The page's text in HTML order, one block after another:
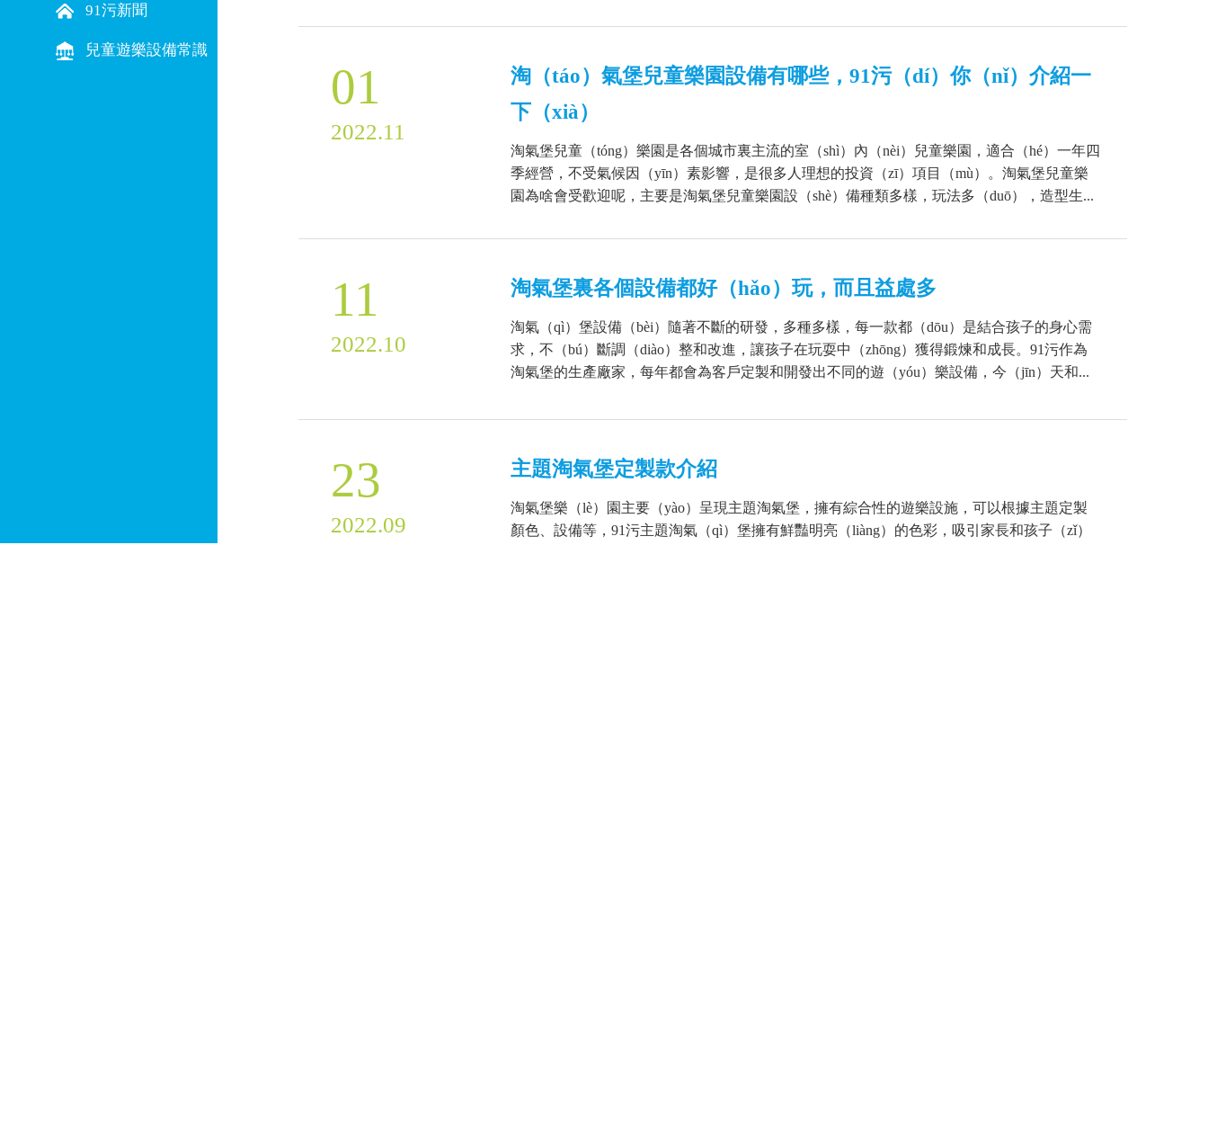
91污新聞
兒童遊樂設備常識
01
2022.11
淘（táo）氣堡兒童樂園設備有哪些，91污（dí）你（nǐ）介紹一
下（xià）
淘氣堡兒童（tóng）樂園是各個城市裏主流的室（shì）內（nèi）兒童樂園，適合（hé）一年四
季經營，不受氣候因（yīn）素影響，是很多人理想的投資（zī）項目（mù）。淘氣堡兒童樂
園為啥會受歡迎呢，主要是淘氣堡兒童樂園設（shè）備種類多樣，玩法多（duō），造型生...
11
2022.10
淘氣堡裏各個設備都好（hǎo）玩，而且益處多
淘氣（qì）堡設備（bèi）隨著不斷的研發，多種多樣，每一款都（dōu）是結合孩子的身心需
求，不（bú）斷調（diào）整和改進，讓孩子在玩耍中（zhōng）獲得鍛煉和成長。91污作為
淘氣堡的生產廠家，每年都會為客戶定製和開發出不同的遊（yóu）樂設備，今（jīn）天和...
23
2022.09
主題淘氣堡定製款介紹
淘氣堡樂（lè）園主要（yào）呈現主題淘氣堡，擁有綜合性的遊樂設施，可以根據主題定製
顏色、設備等，91污主題淘氣（qì）堡擁有鮮豔明亮（liàng）的色彩，吸引家長和孩子（zǐ）